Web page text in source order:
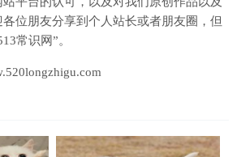
位朋友分享到个人站长或者朋友圈，但
常识网”。